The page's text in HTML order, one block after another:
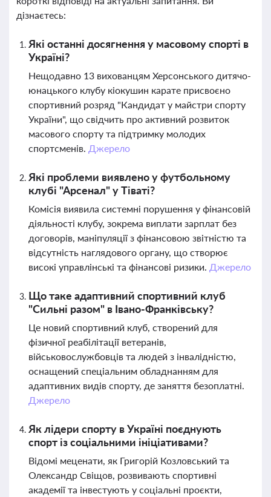
дізнаєтесь:
Які останні досягнення у масовому спорті в
Україні?
Нещодавно 13 вихованцям Херсонського дитячо-
юнацького клубу кіокушин карате присвоєно
спортивний розряд "Кандидат у майстри спорту
України", що свідчить про активний розвиток
масового спорту та підтримку молодих
спортсменів. Джерело
Які проблеми виявлено у футбольному
клубі "Арсенал" у Тіваті?
Комісія виявила системні порушення у фінансовій
діяльності клубу, зокрема виплати зарплат без
договорів, маніпуляції з фінансовою звітністю та
відсутність наглядового органу, що створює
високі управлінські та фінансові ризики. Джерело
Що таке адаптивний спортивний клуб
"Сильні разом" в Івано-Франківську?
Це новий спортивний клуб, створений для
фізичної реабілітації ветеранів,
військовослужбовців та людей з інвалідністю,
оснащений спеціальним обладнанням для
адаптивних видів спорту, де заняття безоплатні.
Джерело
Як лідери спорту в Україні поєднують
спорт із соціальними ініціативами?
Відомі меценати, як Григорій Козловський та
Олександр Свіщов, розвивають спортивні
академії та інвестують у соціальні проєкти,